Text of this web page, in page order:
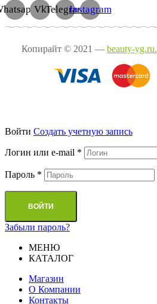
VkTelegramInstagram
Копирайт © 2021 — beauty-yg.ru.
Войти Cоздать учетную запись
Логин или e-mail *
Пароль *
ВОЙТИ
Забыли пароль?
МЕНЮ
КАТАЛОГ
Магазин
О Компании
Контакты